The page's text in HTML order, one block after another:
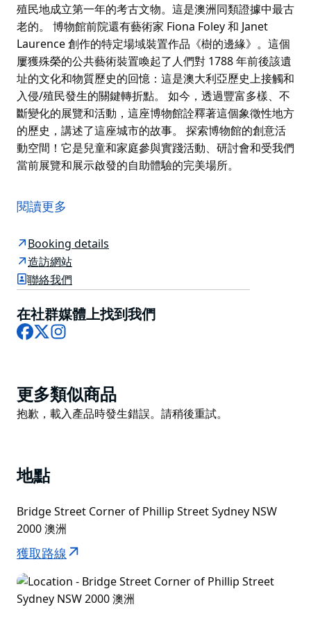
殖民地成立第一年的考古文物。這是澳洲同類證據中最古
老的。 博物館前院還有藝術家 Fiona Foley 和 Janet
Laurence 創作的特定場域裝置作品《樹的邊緣》。這個
屢獲殊榮的公共藝術裝置喚起了人們對 1788 年前後該遺
址的文化和物質歷史的回憶：這是澳大利亞歷史上接觸和
入侵/殖民發生的關鍵轉折點。 如今，透過豐富多樣、不
斷變化的展覽和活動，這座博物館詮釋著這個象徵性地方
的歷史，講述了這座城市的故事。 探索博物館的創意活
動空間！它是兒童和家庭參與實踐活動、研討會和受我們
當前展覽和展示啟發的自助體驗的完美場所。
址之上和周圍，旨在紀念塑造這座城市性格和靈魂的人物
和事件。
1788年，菲利普總督選擇此地作為他的官邸。它很快就
成為殖民地行政和社會生活的中心，也是加迪加爾人與殖
民者首次接觸的重要焦點。
政府大樓的遺跡和殖民地成立第一年的考古文物。這是澳
洲同類證據中最古老的。
公共藝術裝置喚起了人們對 1788 年前後該遺址的文化和
物質歷史的回憶：這是澳大利亞歷史上接觸和入侵/殖民
館詮釋著這個象徵性地方的歷史，講述了這座城市的故
事。
探索博物館的創意活動空間！它是兒童和家庭參與實踐活
動、研討會和受我們當前展覽和展示啟發的自助體驗的完
美場所。
閱讀更多
Booking details
造訪網站
聯絡我們
在社群媒體上找到我們
Facebook
X
Product
List
更多類似商品
Product
抱歉，載入產品時發生錯誤。請稍後重試。
地點
Bridge Street Corner of Phillip Street Sydney NSW
2000 澳洲
獲取路線